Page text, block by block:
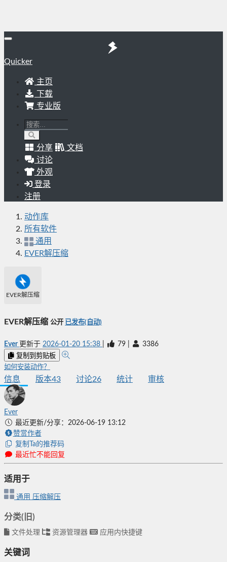
Quicker
主页
下载
专业版
分享
文档
讨论
外观
登录
注册
动作库
所有软件
通用
EVER解压缩
EVER解压缩
EVER解压缩 公开 已发布(自动)
Ever 更新于 2026-01-20 15:38 79 3386
复制到剪贴板
如何安装动作？
信息 版本43 讨论26 统计 审核
Ever
最近更新/分享：2026-06-19 13:12
赞赏作者
复制Ta的推荐码
最近忙不能回复
适用于
通用 压缩解压
分类(旧)
文件处理 资源管理器 应用内快捷键
关键词